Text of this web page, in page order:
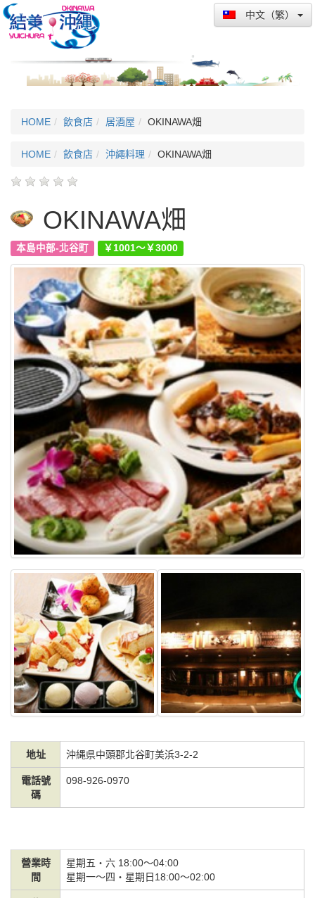
中文（繁）
HOME 飲食店 居酒屋 OKINAWA畑
HOME 飲食店 沖繩料理 OKINAWA畑
OKINAWA畑
本島中部-北谷町 ￥1001～￥3000
地址 沖縄県中頭郡北谷町美浜3-2-2
電話號
碼
098-926-0970
營業時
間
星期五・六 18:00～04:00
星期一～四・星期日18:00～02:00